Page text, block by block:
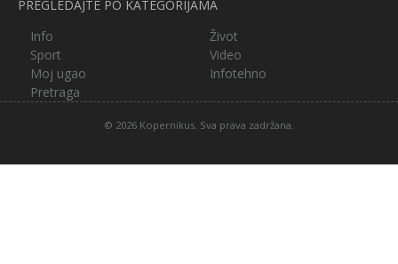
PREGLEDAJTE PO KATEGORIJAMA
Info
Život
Sport
Video
Moj ugao
Infotehno
Pretraga
© 2026 Kopernikus. Sva prava zadržana.